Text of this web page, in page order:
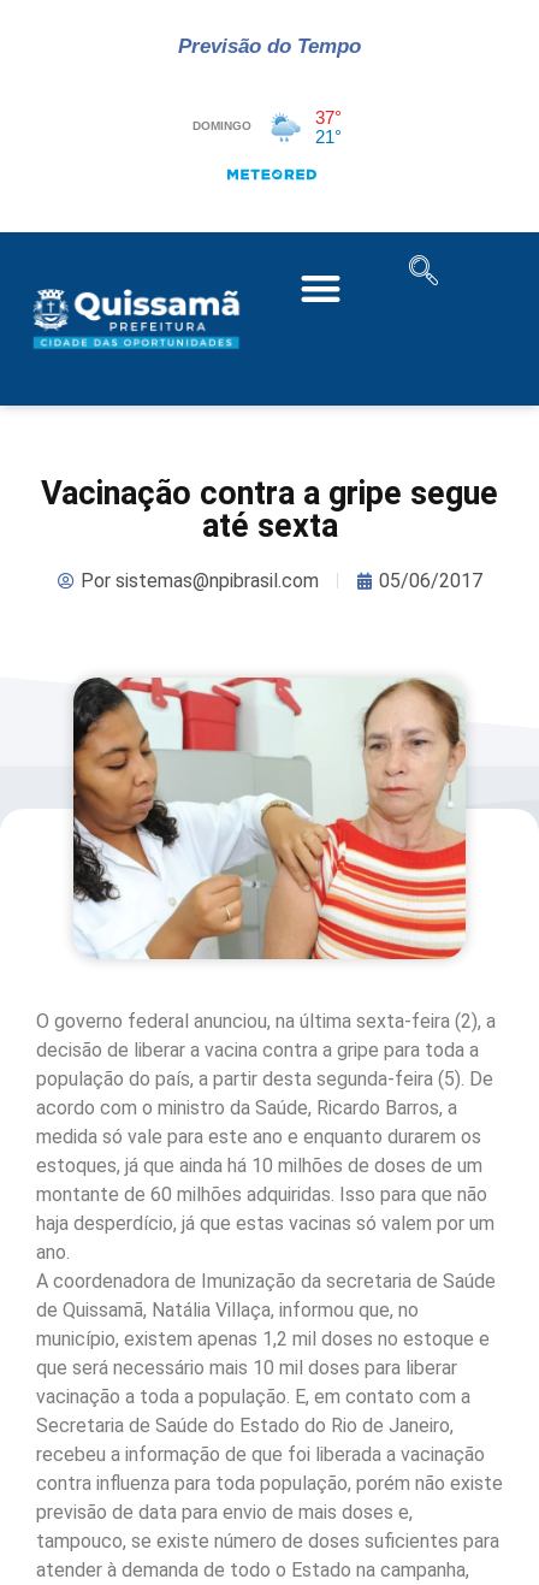
Previsão do Tempo
Vacinação contra a gripe segue
até sexta
Porsistemas@npibrasil.com 05/06/2017
O governo federal anunciou, na última sexta-feira (2), a
decisão de liberar a vacina contra a gripe para toda a
população do país, a partir desta segunda-feira (5). De
acordo com o ministro da Saúde, Ricardo Barros, a
medida só vale para este ano e enquanto durarem os
estoques, já que ainda há 10 milhões de doses de um
montante de 60 milhões adquiridas. Isso para que não
haja desperdício, já que estas vacinas só valem por um
ano.
A coordenadora de Imunização da secretaria de Saúde
de Quissamã, Natália Villaça, informou que, no
município, existem apenas 1,2 mil doses no estoque e
que será necessário mais 10 mil doses para liberar
vacinação a toda a população. E, em contato com a
Secretaria de Saúde do Estado do Rio de Janeiro,
recebeu a informação de que foi liberada a vacinação
contra influenza para toda população, porém não existe
previsão de data para envio de mais doses e,
tampouco, se existe número de doses suficientes para
atender à demanda de todo o Estado na campanha,